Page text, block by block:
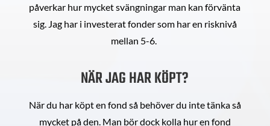
påverkar hur mycket svängningar man kan förvänta
sig. Jag har i investerat fonder som har en risknivå
mellan 5-6.
NÄR JAG HAR KÖPT?
När du har köpt en fond så behöver du inte tänka så
mycket på den. Man bör dock kolla hur en fond